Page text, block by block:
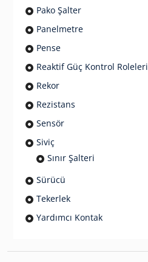
Pako Şalter
Panelmetre
Pense
Reaktif Güç Kontrol Roleleri
Rekor
Rezistans
Sensör
Siviç
Sınır Şalteri
Sürücü
Tekerlek
Yardımcı Kontak